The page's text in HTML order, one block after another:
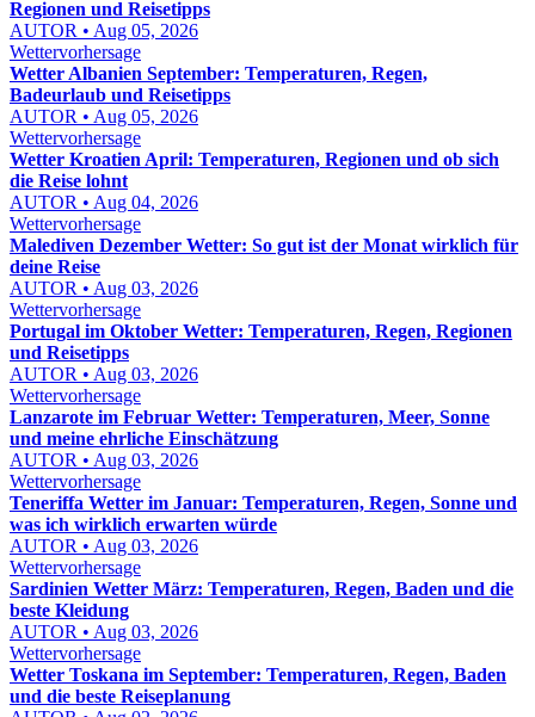
Regionen und Reisetipps
AUTOR • Aug 05, 2026
Wettervorhersage
Wetter Albanien September: Temperaturen, Regen,
Badeurlaub und Reisetipps
AUTOR • Aug 05, 2026
Wettervorhersage
Wetter Kroatien April: Temperaturen, Regionen und ob sich
die Reise lohnt
AUTOR • Aug 04, 2026
Wettervorhersage
Malediven Dezember Wetter: So gut ist der Monat wirklich für
deine Reise
AUTOR • Aug 03, 2026
Wettervorhersage
Portugal im Oktober Wetter: Temperaturen, Regen, Regionen
und Reisetipps
AUTOR • Aug 03, 2026
Wettervorhersage
Lanzarote im Februar Wetter: Temperaturen, Meer, Sonne
und meine ehrliche Einschätzung
AUTOR • Aug 03, 2026
Wettervorhersage
Teneriffa Wetter im Januar: Temperaturen, Regen, Sonne und
was ich wirklich erwarten würde
AUTOR • Aug 03, 2026
Wettervorhersage
Sardinien Wetter März: Temperaturen, Regen, Baden und die
beste Kleidung
AUTOR • Aug 03, 2026
Wettervorhersage
Wetter Toskana im September: Temperaturen, Regen, Baden
und die beste Reiseplanung